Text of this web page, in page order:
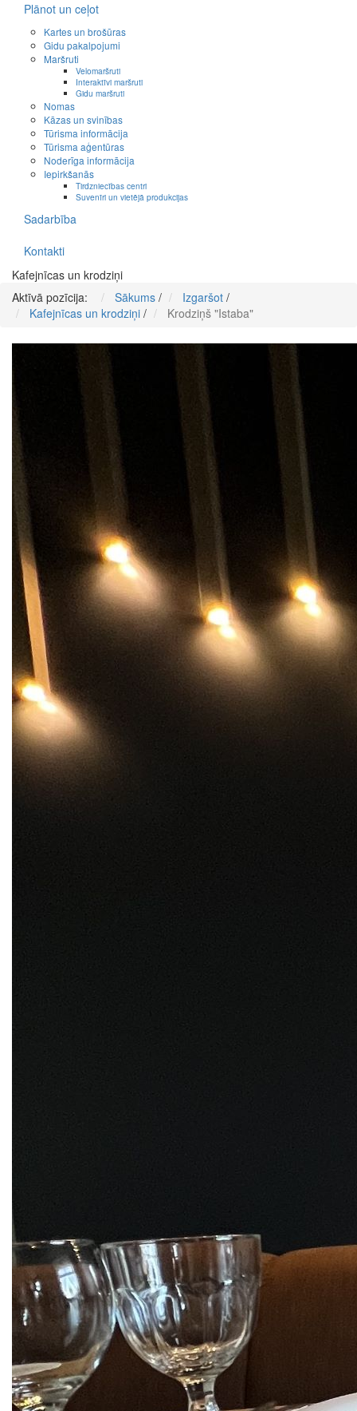
Plānot un ceļot
Kartes un brošūras
Gidu pakalpojumi
Maršruti
Velomaršruti
Interaktīvi maršruti
Gidu maršruti
Nomas
Kāzas un svinības
Tūrisma informācija
Tūrisma aģentūras
Noderīga informācija
Iepirkšanās
Tirdzniecības centri
Suvenīri un vietējā produkcijas
Sadarbība
Kontakti
Kafejnīcas un krodziņi
Aktīvā pozīcija:
Sākums / Izgaršot /
Kafejnīcas un krodziņi / Krodziņš "Istaba"